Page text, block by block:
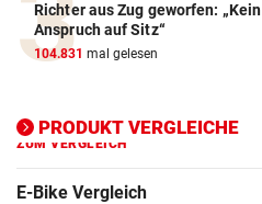
Richter aus Zug geworfen: „Kein
Anspruch auf Sitz“
104.831 mal gelesen
PRODUKT VERGLEICHE
Elektro-Scooter Vergleich
ZUM VERGLEICH
ZUM VERGLEICH
Fahrrad Test
ZUM VERGLEICH